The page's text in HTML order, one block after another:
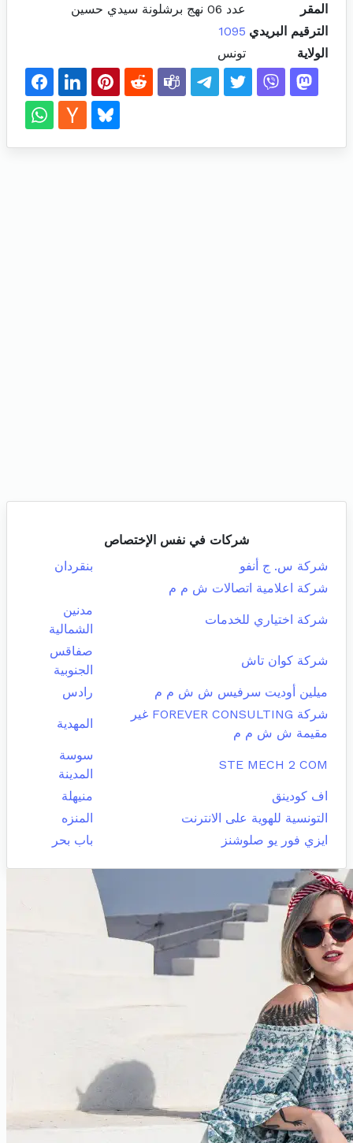
المقر
عدد 06 نهج برشلونة سيدي حسين
الترقيم البريدي 1095
الولاية
تونس
شركات في نفس الإختصاص
شركة س. ج أنفو
بنقردان
شركة اعلامية اتصالات ش م م
شركة اختياري للخدمات
مدنين
الشمالية
شركة كوان تاش
صفاقس
الجنوبية
ميلين أوديت سرفيس ش ش م م
رادس
شركة FOREVER CONSULTING غير
مقيمة ش ش م م
المهدية
STE MECH 2 COM
سوسة
المدينة
اف كودينق
منيهلة
التونسية للهوية على الانترنت
المنزه
ايزي فور يو صلوشنز
باب بحر